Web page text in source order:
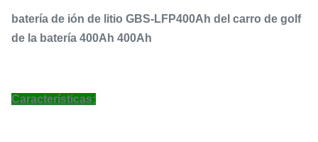
batería de ión de litio GBS-LFP400Ah del carro de golf
de la batería 400Ah 400Ah
Características: